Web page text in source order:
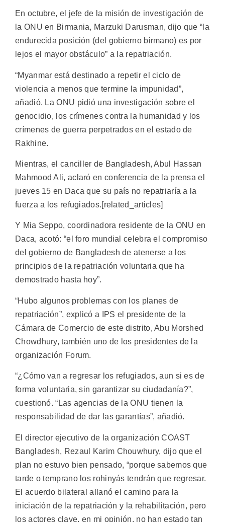
En octubre, el jefe de la misión de investigación de
la ONU en Birmania, Marzuki Darusman, dijo que “la
endurecida posición (del gobierno birmano) es por
lejos el mayor obstáculo” a la repatriación.
“Myanmar está destinado a repetir el ciclo de
violencia a menos que termine la impunidad”,
añadió. La ONU pidió una investigación sobre el
genocidio, los crímenes contra la humanidad y los
crímenes de guerra perpetrados en el estado de
Rakhine.
Mientras, el canciller de Bangladesh, Abul Hassan
Mahmood Ali, aclaró en conferencia de la prensa el
jueves 15 en Daca que su país no repatriaría a la
fuerza a los refugiados.[related_articles]
Y Mia Seppo, coordinadora residente de la ONU en
Daca, acotó: “el foro mundial celebra el compromiso
del gobierno de Bangladesh de atenerse a los
principios de la repatriación voluntaria que ha
demostrado hasta hoy”.
“Hubo algunos problemas con los planes de
repatriación”, explicó a IPS el presidente de la
Cámara de Comercio de este distrito, Abu Morshed
Chowdhury, también uno de los presidentes de la
organización Forum.
“¿Cómo van a regresar los refugiados, aun si es de
forma voluntaria, sin garantizar su ciudadanía?”,
cuestionó. “Las agencias de la ONU tienen la
responsabilidad de dar las garantías”, añadió.
El director ejecutivo de la organización COAST
Bangladesh, Rezaul Karim Chouwhury, dijo que el
plan no estuvo bien pensado, “porque sabemos que
tarde o temprano los rohinyás tendrán que regresar.
El acuerdo bilateral allanó el camino para la
iniciación de la repatriación y la rehabilitación, pero
los actores clave, en mi opinión, no han estado tan